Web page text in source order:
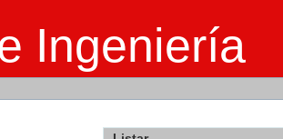
Ingeniería